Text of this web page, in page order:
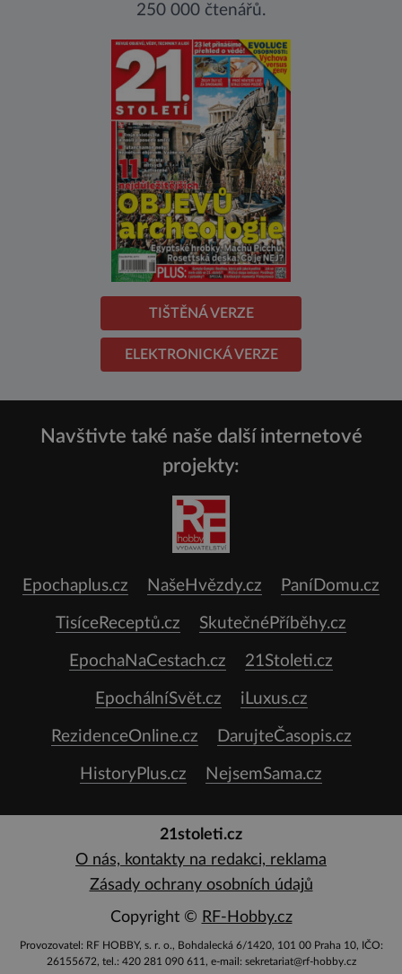
250 000 čtenářů.
TIŠTĚNÁ VERZE
ELEKTRONICKÁ VERZE
Navštivte také naše další internetové
projekty:
Epochaplus.cz NašeHvězdy.cz PaníDomu.cz
TisíceReceptů.cz SkutečnéPříběhy.cz
EpochaNaCestach.cz 21Stoleti.cz
EpochálníSvět.cz iLuxus.cz
RezidenceOnline.cz DarujteČasopis.cz
HistoryPlus.cz NejsemSama.cz
21stoleti.cz
O nás, kontakty na redakci, reklama
Zásady ochrany osobních údajů
Copyright © RF-Hobby.cz
Provozovatel: RF HOBBY, s. r. o., Bohdalecká 6/1420, 101 00 Praha 10, IČO:
26155672, tel.: 420 281 090 611, e-mail: sekretariat@rf-hobby.cz